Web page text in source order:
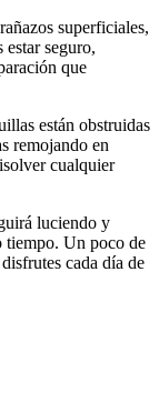
superficiales,
seguro,
que
están obstruidas
remojando en
cualquier
luciendo y
tiempo. Un poco de
cada día de